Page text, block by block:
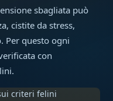
sbagliata può
cistite da stress,
Per questo ogni
con
criteri felini